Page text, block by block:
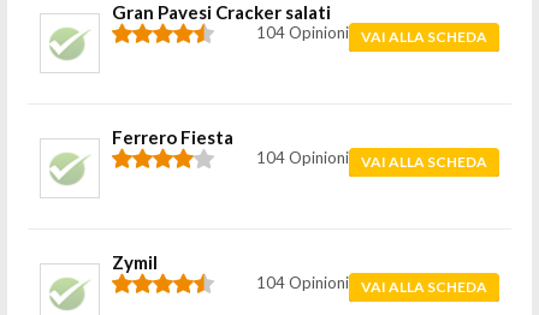
Gran Pavesi Cracker salati
104 Opinioni VAI ALLA SCHEDA
Ferrero Fiesta
104 Opinioni VAI ALLA SCHEDA
Zymil
104 Opinioni VAI ALLA SCHEDA